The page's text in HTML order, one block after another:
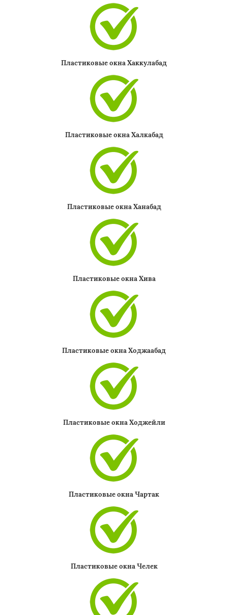
Пластиковые окна Хаккулабад
Пластиковые окна Халкабад
Пластиковые окна Ханабад
Пластиковые окна Хива
Пластиковые окна Ходжаабад
Пластиковые окна Ходжейли
Пластиковые окна Чартак
Пластиковые окна Челек